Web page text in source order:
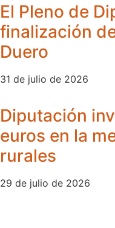
El Pleno de
finalización
Duero
31 de julio de 2026
Diputación
euros en la
rurales
29 de julio de 2026